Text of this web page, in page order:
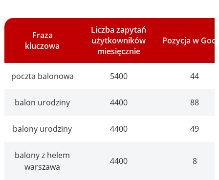
Fraza
kluczowa
Liczba zapytań
użytkowników
miesięcznie
Pozycja w
poczta balonowa 5400 44
balon urodziny 4400 88
balony urodziny 4400 49
balony z helem
warszawa
4400 8